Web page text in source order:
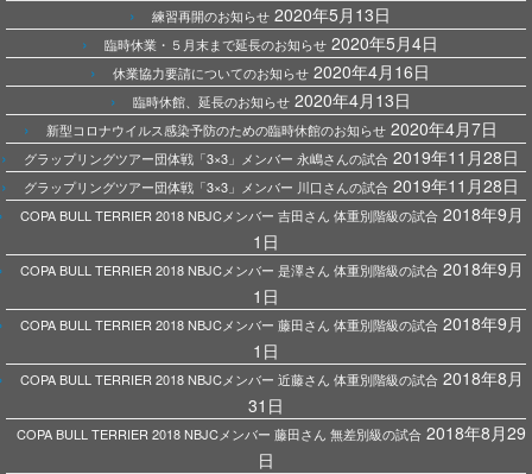
練習再開のお知らせ 2020年5月13日
臨時休業・５月末まで延長のお知らせ 2020年5月4日
休業協力要請についてのお知らせ 2020年4月16日
臨時休館、延長のお知らせ 2020年4月13日
新型コロナウイルス感染予防のための臨時休館のお知らせ 2020年4月7日
グラップリングツアー団体戦「3×3」メンバー 永嶋さんの試合 2019年11月28日
グラップリングツアー団体戦「3×3」メンバー 川口さんの試合 2019年11月28日
COPA BULL TERRIER 2018 NBJCメンバー 吉田さん 体重別階級の試合 2018年9月
1日
COPA BULL TERRIER 2018 NBJCメンバー 是澤さん 体重別階級の試合 2018年9月
1日
COPA BULL TERRIER 2018 NBJCメンバー 藤田さん 体重別階級の試合 2018年9月
1日
COPA BULL TERRIER 2018 NBJCメンバー 近藤さん 体重別階級の試合 2018年8月
31日
COPA BULL TERRIER 2018 NBJCメンバー 藤田さん 無差別級の試合 2018年8月29
日